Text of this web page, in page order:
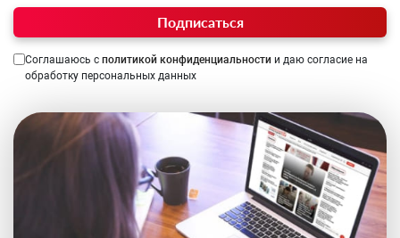
Подписаться
Соглашаюсь с политикой конфиденциальности и даю согласие на
обработку персональных данных